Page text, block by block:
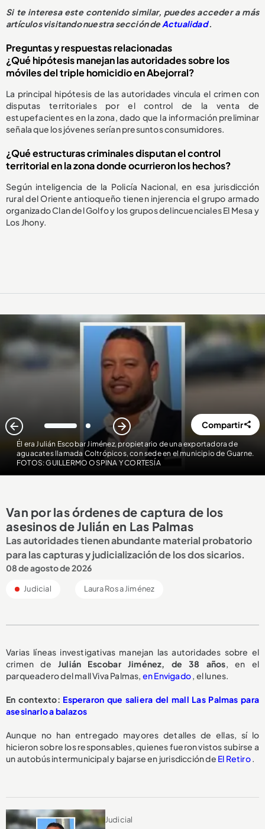
Si te interesa este contenido similar, puedes acceder a más
artículos visitando nuestra sección deActualidad.
Preguntas y respuestas relacionadas
¿Qué hipótesis manejan las autoridades sobre los
móviles del triple homicidio en Abejorral?
La principal hipótesis de las autoridades vincula el crimen con
disputas territoriales por el control de la venta de
estupefacientes en la zona, dado que la información preliminar
señala que los jóvenes serían presuntos consumidores.
¿Qué estructuras criminales disputan el control
territorial en la zona donde ocurrieron los hechos?
Según inteligencia de la Policía Nacional, en esa jurisdicción
rural del Oriente antioqueño tienen injerencia el grupo armado
organizado Clan del Golfo y los grupos delincuenciales El Mesa y
Los Jhony.
Él era Julián Escobar Jiménez, propietario de una exportadora de
aguacates llamada Coltrópicos, con sede en el municipio de Guarne.
FOTOS: GUILLERMO OSPINA Y CORTESÍA
1 2 Compartir
Van por las órdenes de captura de los
asesinos de Julián en Las Palmas
Las autoridades tienen abundante material probatorio
para las capturas y judicialización de los dos sicarios.
08 de agosto de 2026
Judicial Laura Rosa Jiménez
Varias líneas investigativas manejan las autoridades sobre el
crimen de Julián Escobar Jiménez, de 38 años, en el
parqueadero del mall Viva Palmas, en Envigado, el lunes.
En contexto: Esperaron que saliera del mall Las Palmas para
asesinarlo a balazos
Aunque no han entregado mayores detalles de ellas, sí lo
hicieron sobre los responsables, quienes fueron vistos subirse a
un autobús intermunicipal y bajarse en jurisdicción de El Retiro.
Judicial